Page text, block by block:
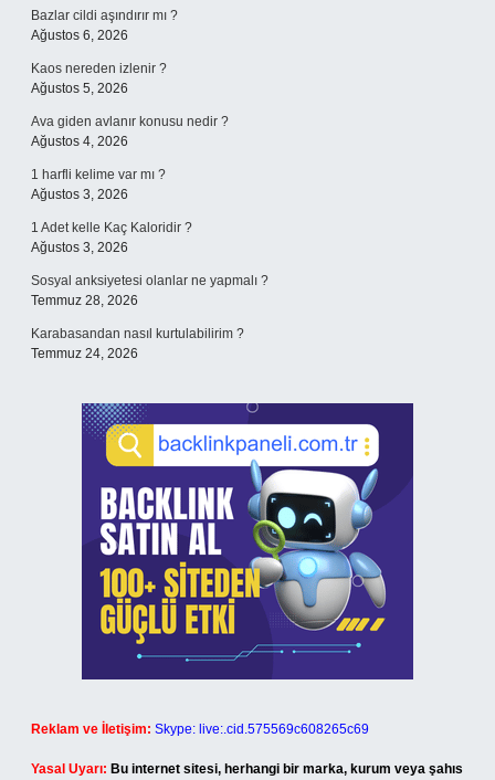
Bazlar cildi aşındırır mı ?
Ağustos 6, 2026
Kaos nereden izlenir ?
Ağustos 5, 2026
Ava giden avlanır konusu nedir ?
Ağustos 4, 2026
1 harfli kelime var mı ?
Ağustos 3, 2026
1 Adet kelle Kaç Kaloridir ?
Ağustos 3, 2026
Sosyal anksiyetesi olanlar ne yapmalı ?
Temmuz 28, 2026
Karabasandan nasıl kurtulabilirim ?
Temmuz 24, 2026
Reklam ve İletişim: Skype: live:.cid.575569c608265c69
Yasal Uyarı: Bu internet sitesi, herhangi bir marka, kurum veya şahıs